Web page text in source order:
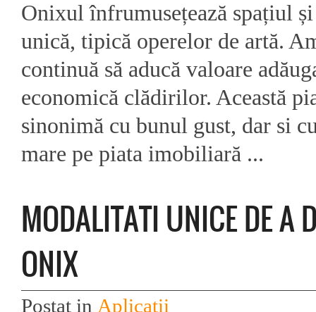
Onixul înfrumusețează spațiul
unică, tipică operelor de artă.
continuă să aducă valoare
economică clădirilor. Această
sinonimă cu bunul gust, dar si
mare pe piata imobiliară ...
MODALITATI UNICE DE A
ONIX
Postat in Aplicatii